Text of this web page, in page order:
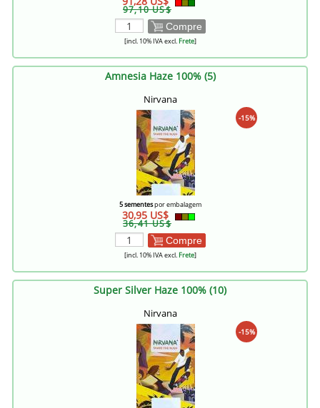
97,10 US$
Compre
[incl. 10% IVA excl.Frete]
Amnesia Haze 100% (5)
Nirvana
-15%
5 sementespor embalagem
30,95 US$
36,41 US$
Compre
[incl. 10% IVA excl.Frete]
Super Silver Haze 100% (10)
Nirvana
-15%